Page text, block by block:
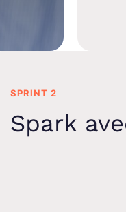
SPRINT 2
Spark